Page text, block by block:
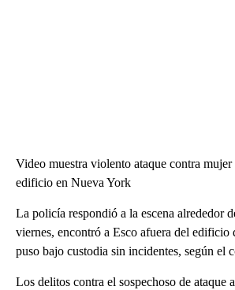
Video muestra violento ataque contra mujer
edificio en Nueva York
La policía respondió a la escena alrededor
viernes, encontró a Esco afuera del edificio
puso bajo custodia sin incidentes, según el
Los delitos contra el sospechoso de ataque